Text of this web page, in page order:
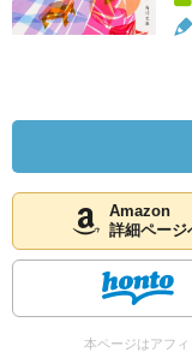
Amazon
詳細ページ
本ページはアフ